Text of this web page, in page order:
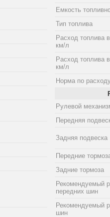
Емкость
Тип топлива
Расход топлива
км/л
Расход топлива
км/л
Норма по
Рулевой
Передняя
Задняя подвеска
Передние
Задние тормоза
Рекомендуемый
передних шин
Рекомендуемый
шин